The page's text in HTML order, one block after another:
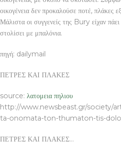
οικογένεια δεν προκαλούσε ποτέ, πλάκες
Μάλιστα οι συγγενείς της Bury είχαν
στολίσει με μπαλόνια.
πηγή: dailymail
ΠΕΤΡΕΣ ΚΑΙ ΠΛΑΚΕΣ
source: λατομεια πηλιου
http://www.newsbeast.gr/society/
ta-onomata-ton-thumaton-tis-
ΠΕΤΡΕΣ ΚΑΙ ΠΛΑΚΕΣ…